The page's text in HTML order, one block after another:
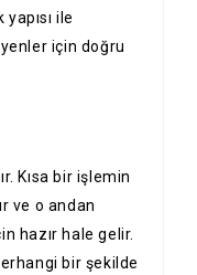
ile
için doğru
Kısa bir işlemin
ve o andan
hazır hale gelir.
bir şekilde